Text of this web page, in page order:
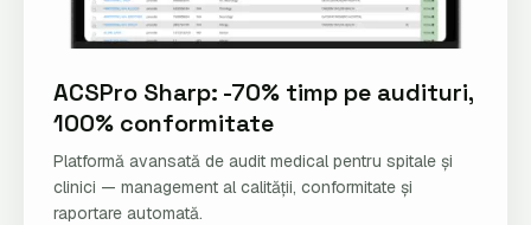
ACSPro Sharp: -70% timp pe audituri,
100% conformitate
Platformă avansată de audit medical pentru spitale și
clinici — management al calității, conformitate și
raportare automată.